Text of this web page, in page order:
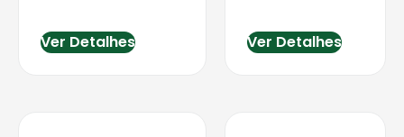
Ver Detalhes Ver Detalhes